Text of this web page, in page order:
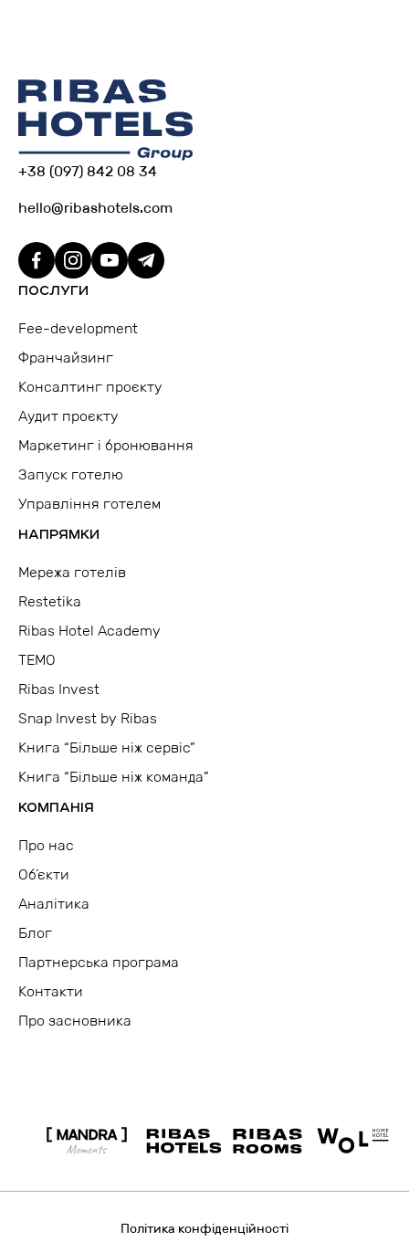
ПОСЛУГИ
Fee-development
Франчайзинг
Консалтинг проєкту
Аудит проєкту
Маркетинг і бронювання
Запуск готелю
Управління готелем
НАПРЯМКИ
Мережа готелів
Restetika
Ribas Hotel Academy
TEMO
Ribas Invest
Snap Invest by Ribas
Книга “Більше ніж сервіс”
Книга “Більше ніж команда”
КОМПАНІЯ
Про нас
Об’єкти
Аналітика
Блог
Партнерська програма
Контакти
Про засновника
+38 (097) 842 08 34
hello@ribashotels.com
Політика конфіденційності